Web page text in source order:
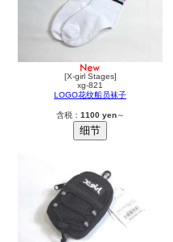
[X-girl Stages]
xg-821
LOGO花纹船员袜子
含税： 1100 yen～